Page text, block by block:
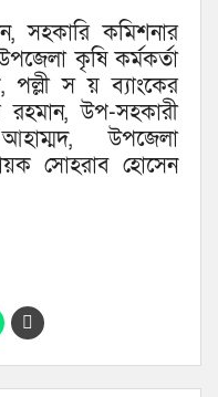
সহকারি কমিশনার
কৃষি কর্মকর্তা
পল্লী স য় ব্যাংকের
রহমান, উপ-সহকারী
উপজেলা
সোহরাব হোসেন